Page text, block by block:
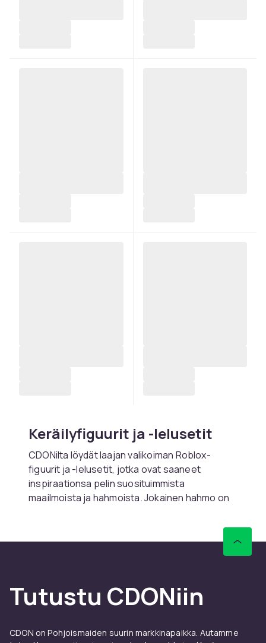
Keräilyfiguurit ja -lelusetit
CDONilta löydät laajan valikoiman Roblox-
figuurit ja -lelusetit, jotka ovat saaneet
inspiraationsa pelin suosituimmista
maailmoista ja hahmoista. Jokainen hahmo on
lisävarusteita, jotka parantavat pelikokemusta.
kaikille Roblox-faneille.
Tutustu CDONiin
CDON on Pohjoismaiden suurin markkinapaikka. Autamme